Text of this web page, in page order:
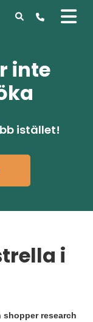
inte
istället!
i
shopper research